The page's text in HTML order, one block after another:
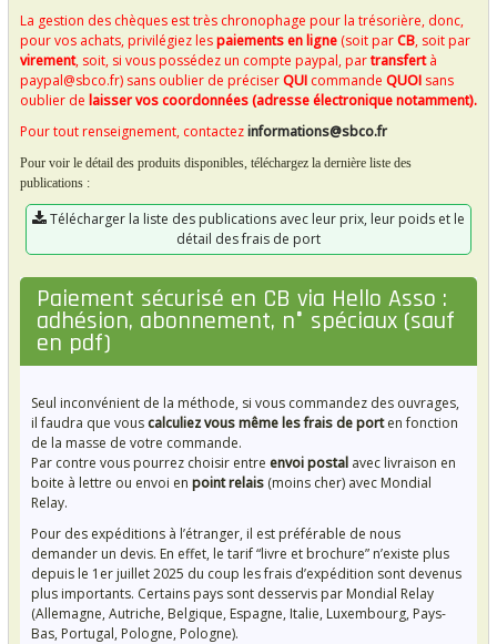
La gestion des chèques est très chronophage pour la trésorière, donc,
pour vos achats, privilégiez lespaiements en ligne(soit parCB, soit par
virement, soit, si vous possédez un compte paypal, partransfertà
paypal@sbco.fr) sans oublier de préciserQUIcommande QUOI sans
oublier de laisser vos coordonnées (adresse électronique notamment).
Pour tout renseignement, contactezinformations@sbco.fr
Pour voir le détail des produits disponibles, téléchargez la dernière liste des
publications :
Télécharger la liste des publications avec leur prix, leur poids et le
détail des frais de port
Paiement sécurisé en CB via Hello Asso :
adhésion, abonnement, n° spéciaux (sauf
en pdf)
Seul inconvénient de la méthode, si vous commandez des ouvrages,
il faudra que vouscalculiez vous même les frais de porten fonction
de la masse de votre commande.
Par contre vous pourrez choisir entre envoi postalavec livraison en
boite à lettre ou envoi en point relais(moins cher) avec Mondial
Relay.
Pour des expéditions à l’étranger, il est préférable de nous
demander un devis. En effet, le tarif “livre et brochure” n’existe plus
depuis le 1er juillet 2025 du coup les frais d’expédition sont devenus
plus importants. Certains pays sont desservis par Mondial Relay
(Allemagne, Autriche, Belgique, Espagne, Italie, Luxembourg, Pays-
Bas, Portugal, Pologne, Pologne).